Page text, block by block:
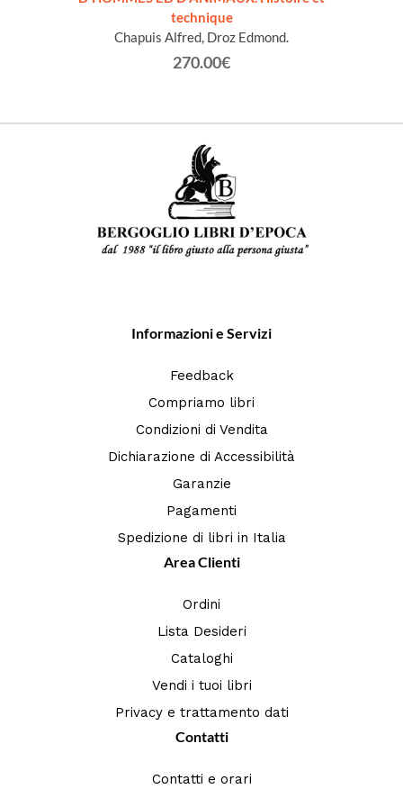
technique
Chapuis Alfred, Droz Edmond.
270.00€
Informazioni e Servizi
Feedback
Compriamo libri
Condizioni di Vendita
Dichiarazione di Accessibilità
Garanzie
Pagamenti
Spedizione di libri in Italia
Area Clienti
Ordini
Lista Desideri
Cataloghi
Vendi i tuoi libri
Privacy e trattamento dati
Contatti
Contatti e orari